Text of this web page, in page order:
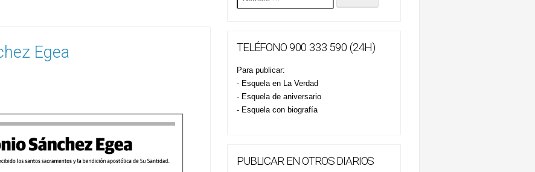
Egea
esquela
TELÉFONO 900 333 590 (24H)
Para publicar:
- Esquela en La Verdad
- Esquela de aniversario
- Esquela con biografía
PUBLICAR EN OTROS DIARIOS